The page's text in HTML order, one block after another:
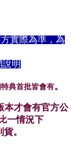
實際為準，為
明
典首批皆會有。
才會有官方公
一情況下
。